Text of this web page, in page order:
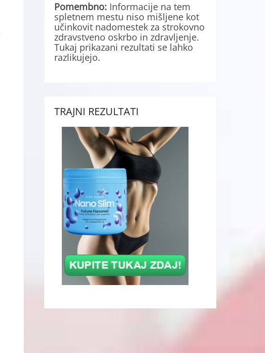
Pomembno: Informacije na tem
spletnem mestu niso mišljene kot
učinkovit nadomestek za strokovno
zdravstveno oskrbo in zdravljenje.
Tukaj prikazani rezultati se lahko
razlikujejo.
TRAJNI REZULTATI